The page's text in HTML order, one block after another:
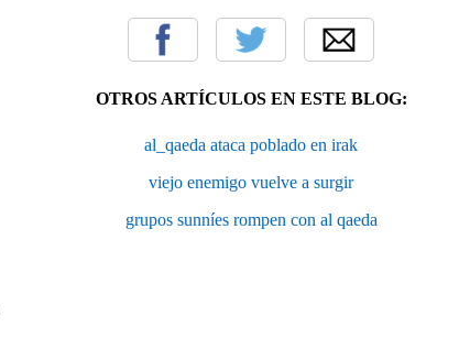
OTROS ARTÍCULOS EN ESTE BLOG:
al_qaeda ataca poblado en irak
viejo enemigo vuelve a surgir
grupos sunníes rompen con al qaeda